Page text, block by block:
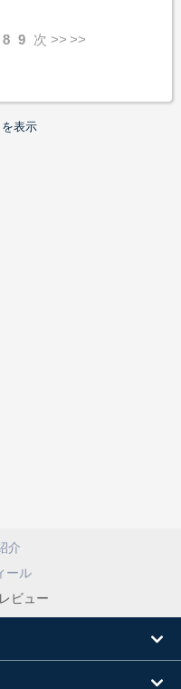
8 9 次 >>
表示
介
ール
ビュー